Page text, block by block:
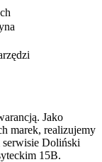
Jako
marek, realizujemy
serwisie Doliński
15B.